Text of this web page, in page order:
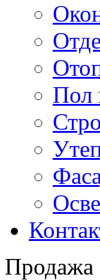
Пол
Продажа